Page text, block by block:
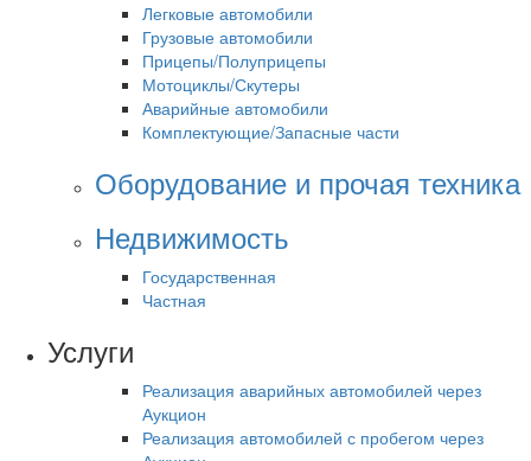
Легковые автомобили
Грузовые автомобили
Прицепы/Полуприцепы
Мотоциклы/Скутеры
Аварийные автомобили
Комплектующие/Запасные части
Оборудование и прочая техника
Недвижимость
Государственная
Частная
Услуги
Реализация аварийных автомобилей через
Аукцион
Реализация автомобилей с пробегом через